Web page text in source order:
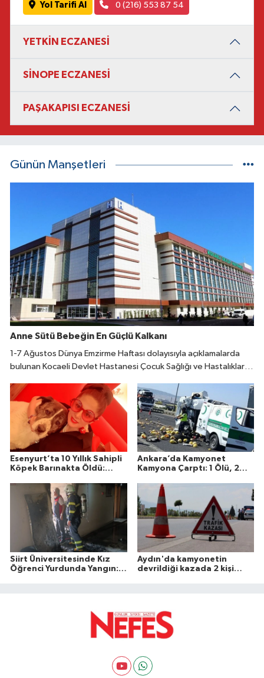
Yol Tarifi Al 0 (216) 553 87 54
YETKİN ECZANESİ
SİNOPE ECZANESİ
PAŞAKAPISI ECZANESİ
Günün Manşetleri
Anne Sütü Bebeğin En Güçlü Kalkanı
1-7 Ağustos Dünya Emzirme Haftası dolayısıyla açıklamalarda
bulunan Kocaeli Devlet Hastanesi Çocuk Sağlığı ve Hastalıkları
içinde emzirmeye başlanmasının büyük önem taşıdığını belirtti.
Esenyurt’ta 10 Yıllık Sahipli
Köpek Barınakta Öldü:
Soruşturma Talebi
Ankara’da Kamyonet
Kamyona Çarptı: 1 Ölü, 2
Siirt Üniversitesinde Kız
Öğrenci Yurdunda Yangın: 1
Aydın'da kamyonetin
devrildiği kazada 2 kişi